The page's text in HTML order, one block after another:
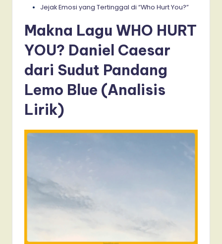
Jejak Emosi yang Tertinggal di “Who Hurt You?”
Makna Lagu WHO HURT
YOU? Daniel Caesar
dari Sudut Pandang
Lemo Blue (Analisis
Lirik)